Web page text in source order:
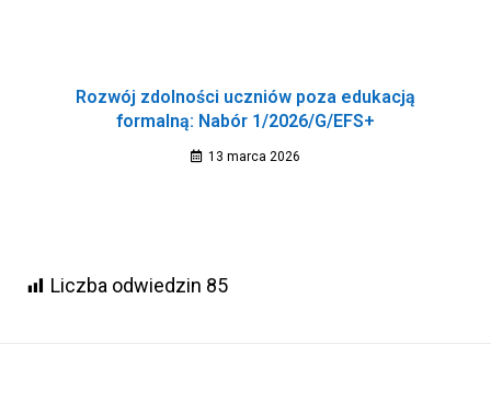
Rozwój zdolności uczniów poza edukacją
formalną: Nabór 1/2026/G/EFS+
13 marca 2026
Liczba odwiedzin 85